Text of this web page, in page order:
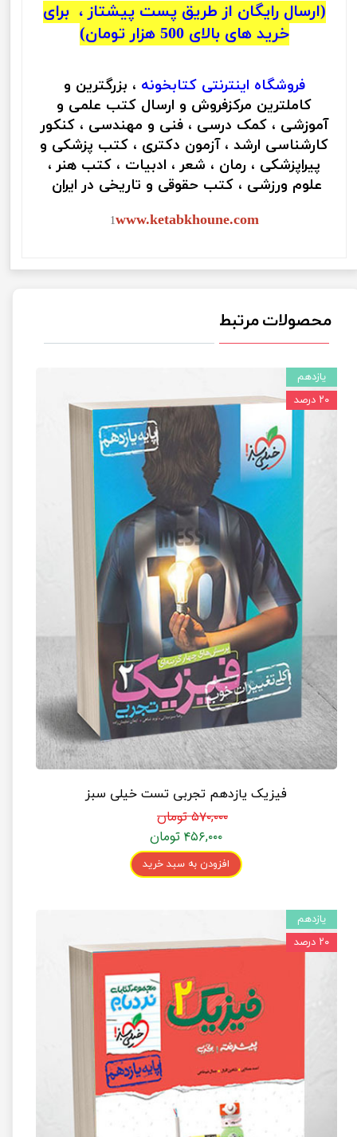
(ارسال رایگان از طریق پست پیشتاز ، برای
خرید های بالای 500 هزار تومان)
فروشگاه اینترنتی کتابخونه ، بزرگترین و
کاملترین مرکزفروش و ارسال کتب علمی و
آموزشی ، کمک درسی ، فنی و مهندسی ، کنکور
کارشناسی ارشد ، آزمون دکتری ، کتب پزشکی و
پیراپزشکی ، رمان ، شعر ، ادبیات ، کتب هنر ،
علوم ورزشی ، کتب حقوقی و تاریخی در ایران
1www.ketabkhoune.com
محصولات مرتبط
فیزیک یازدهم تجربی تست خیلی سبز
۵۷۰,۰۰۰ تومان
۴۵۶,۰۰۰ تومان
افزودن به سبد خرید
یازدهم
۲۰ درصد
یازدهم
۲۰ درصد